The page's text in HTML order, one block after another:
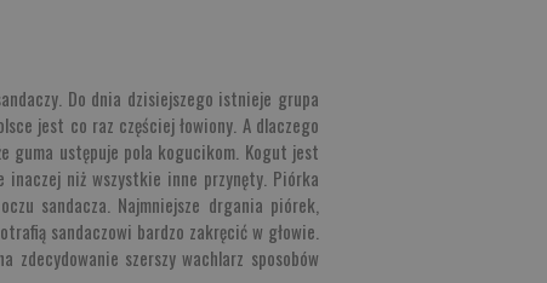
Do dnia dzisiejszego istnieje grupa
jest co raz częściej łowiony. A dlaczego
guma ustępuje pola kogucikom. Kogut jest
inaczej niż wszystkie inne przynęty. Piórka
sandacza. Najmniejsze drgania piórek,
sandaczowi bardzo zakręcić w głowie.
szerszy wachlarz sposobów